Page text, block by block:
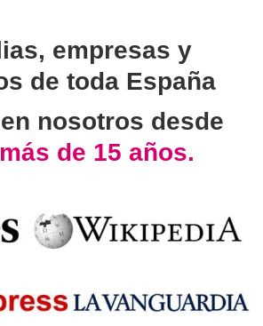
empresas y
de toda España
en nosotros desde
de 15 años.